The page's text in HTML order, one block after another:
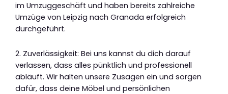
im Umzuggeschäft und haben bereits zahlreiche
Umzüge von Leipzig nach Granada erfolgreich
durchgeführt.
2. Zuverlässigkeit: Bei uns kannst du dich darauf
verlassen, dass alles pünktlich und professionell
abläuft. Wir halten unsere Zusagen ein und sorgen
dafür, dass deine Möbel und persönlichen